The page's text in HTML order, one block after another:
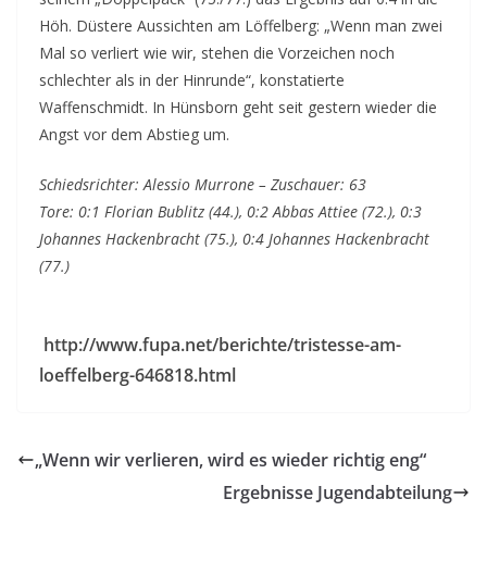
Höh. Düstere Aussichten am Löffelberg: „Wenn man zwei
Mal so verliert wie wir, stehen die Vorzeichen noch
schlechter als in der Hinrunde“, konstatierte
Waffenschmidt. In Hünsborn geht seit gestern wieder die
Angst vor dem Abstieg um.
Schiedsrichter: Alessio Murrone – Zuschauer: 63
Tore: 0:1 Florian Bublitz (44.), 0:2 Abbas Attiee (72.), 0:3
Johannes Hackenbracht (75.), 0:4 Johannes Hackenbracht
(77.)
http://www.fupa.net/berichte/tristesse-am-
loeffelberg-646818.html
„Wenn wir verlieren, wird es wieder richtig eng“
Ergebnisse Jugendabteilung